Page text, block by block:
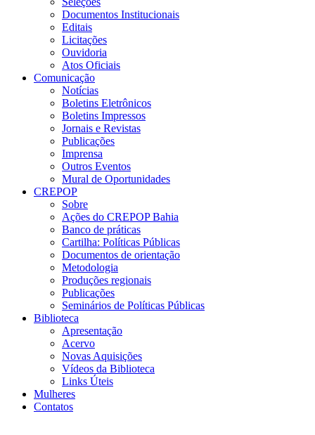
Documentos Institucionais
Editais
Licitações
Ouvidoria
Atos Oficiais
Comunicação
Notícias
Boletins Eletrônicos
Boletins Impressos
Jornais e Revistas
Publicações
Imprensa
Outros Eventos
Mural de Oportunidades
CREPOP
Sobre
Ações do CREPOP Bahia
Banco de práticas
Cartilha: Políticas Públicas
Documentos de orientação
Metodologia
Produções regionais
Publicações
Seminários de Políticas Públicas
Biblioteca
Apresentação
Acervo
Novas Aquisições
Vídeos da Biblioteca
Links Úteis
Mulheres
Contatos